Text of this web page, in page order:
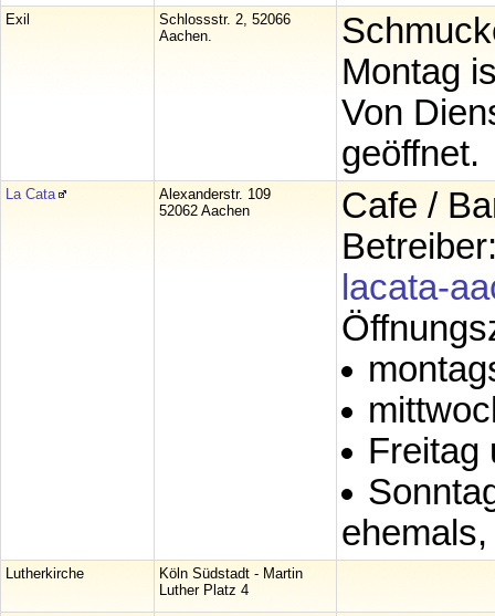
Exil
Schlossstr. 2, 52066
Aachen.
Montag
Von
geöffnet.
La Cata
Alexanderstr. 109
52062 Aachen
Cafe /
lacata-
Freitag
Lutherkirche
Köln Südstadt - Martin
Luther Platz 4